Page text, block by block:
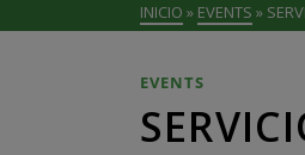
INICIO » EVENTS »
EVENTS